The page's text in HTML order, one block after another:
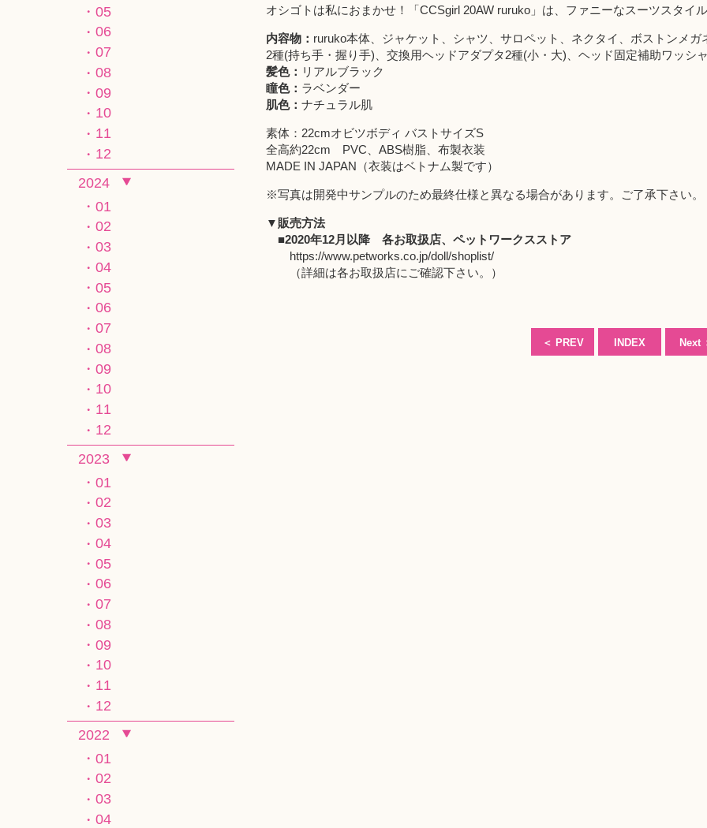
オシゴトは私におまかせ！「CCSgirl 20AW ruruko」は、ファニーなスーツスタイ
内容物： ruruko本体、ジャケット、シャツ、サロペット、ネクタイ、ボストンメ
2種(持ち手・握り手)、交換用ヘッドアダプタ2種(小・大)、ヘッド固定補助ワッシ
髪色： リアルブラック
瞳色： ラベンダー
肌色： ナチュラル肌
素体：22cmオビツボディ バストサイズS
全高約22cm PVC、ABS樹脂、布製衣装
MADE IN JAPAN（衣装はベトナム製です）
※写真は開発中サンプルのため最終仕様と異なる場合があります。ご了承下さい。
▼販売方法
■2020年12月以降 各お取扱店、 ペットワークスストア
https://www.petworks.co.jp/doll/shoplist/
（詳細は各お取扱店にご確認下さい。）
＜ PREV INDEX Next
05
06
07
08
09
10
11
12
2024
01
02
03
04
05
06
07
08
09
10
11
12
2023
01
02
03
04
05
06
07
08
09
10
11
12
2022
01
02
03
04